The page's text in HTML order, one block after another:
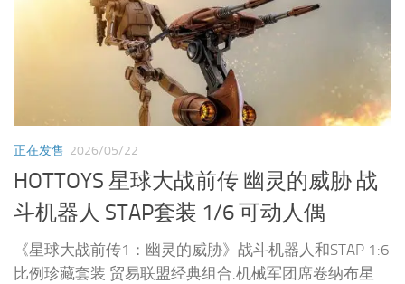
正在发售 2026/05/22
HOTTOYS 星球大战前传 幽灵的威胁 战
斗机器人 STAP套装 1/6 可动人偶
《星球大战前传1：幽灵的威胁》战斗机器人和STAP 1:6
比例珍藏套装 贸易联盟经典组合.机械军团席卷纳布星